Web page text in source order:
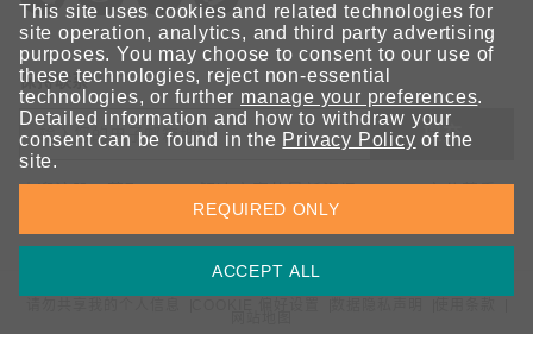
保持联系
提交
欢迎注册，获取 Moxa 解决方案的最新资讯。Moxa 充分尊重
您的隐私，绝不会透露您的邮箱信息。
This site uses cookies and related technologies for
site operation, analytics, and third party advertising
purposes. You may choose to consent to our use of
these technologies, reject non-essential
technologies, or further manage your preferences.
Detailed information and how to withdraw your
consent can be found in the Privacy Policy of the
site.
ACCEPT ALL
REQUIRED ONLY